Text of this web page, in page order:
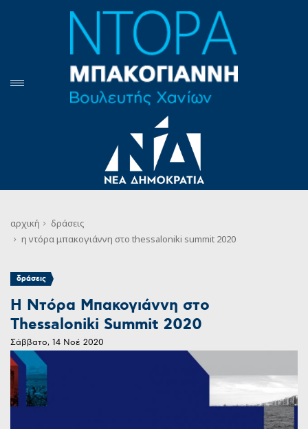
αρχική
δράσεις
η ντόρα μπακογιάννη στο thessaloniki summit 2020
δράσεις
Η Ντόρα Μπακογιάννη στο
Thessaloniki Summit 2020
Σάββατο, 14 Νοέ 2020